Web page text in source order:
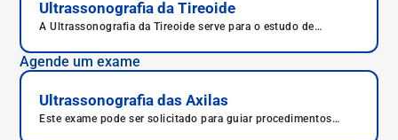
Ultrassonografia da Tireoide
A Ultrassonografia da Tireoide serve para o estudo de
Agende um exame
Ultrassonografia das Axilas
Este exame pode ser solicitado para guiar procedimentos